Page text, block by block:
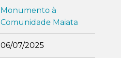
Monumento à
Comunidade Maiata
06/07/2025